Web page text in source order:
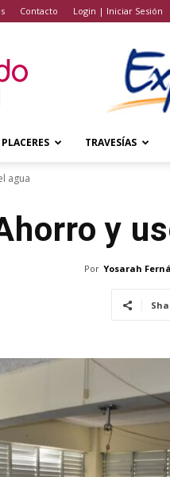
Contacto Login | Iniciar Sesión
PLACERES TRAVESÍAS
agua
y
Por Yosarah